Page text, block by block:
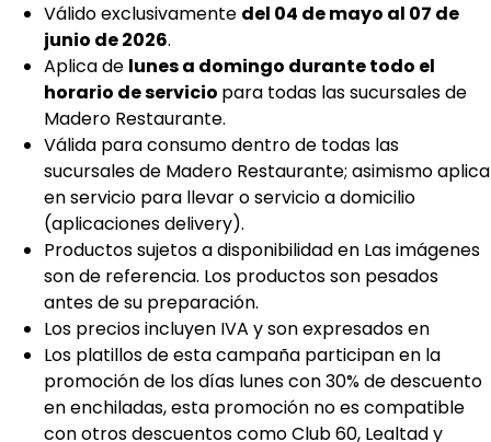
Válido exclusivamente del 04 de mayo al 07 de
junio de 2026.
Aplica de lunes a domingo durante todo el
horario de servicio para todas las sucursales de
Madero Restaurante.
Válida para consumo dentro de todas las
sucursales de Madero Restaurante; asimismo aplica
en servicio para llevar o servicio a domicilio
(aplicaciones delivery).
Productos sujetos a disponibilidad en Las imágenes
son de referencia. Los productos son pesados
antes de su preparación.
Los precios incluyen IVA y son expresados en
Los platillos de esta campaña participan en la
promoción de los días lunes con 30% de descuento
en enchiladas, esta promoción no es compatible
con otros descuentos como Club 60, Lealtad y